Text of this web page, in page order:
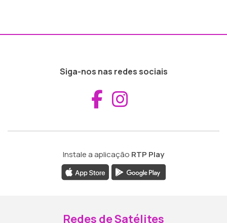
Siga-nos nas redes sociais
Aceder ao
Instale a aplicação RTP Play
Redes de Satélites